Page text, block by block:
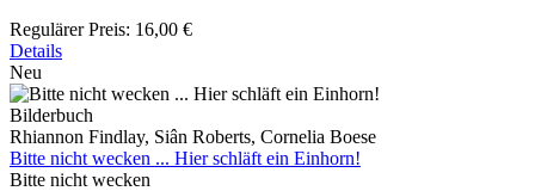
Regulärer Preis: 16,00 €
Details
Neu
Bilderbuch
Rhiannon Findlay, Siân Roberts, Cornelia Boese
Bitte nicht wecken ... Hier schläft ein Einhorn!
Bitte nicht wecken